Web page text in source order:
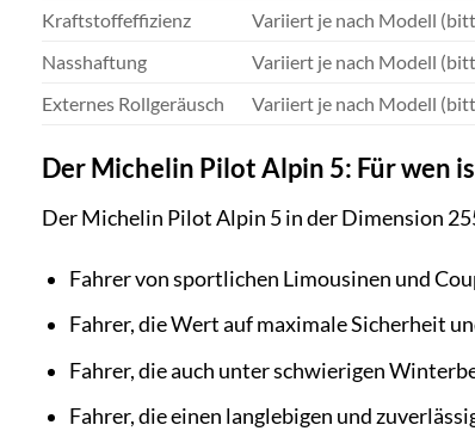
Kraftstoffeffizienz
Variiert je nach Modell
Nasshaftung
Variiert je nach Modell
Externes Rollgeräusch
Variiert je nach Modell
Der Michelin Pilot Alpin 5: Für wen
Der Michelin Pilot Alpin 5 in der Dimension
Fahrer von sportlichen Limousinen und
Fahrer, die Wert auf maximale Sicherheit
Fahrer, die auch unter schwierigen
Fahrer, die einen langlebigen und